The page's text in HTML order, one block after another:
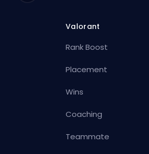
Valorant
Rank Boost
Placement
Wins
Coaching
Teammate